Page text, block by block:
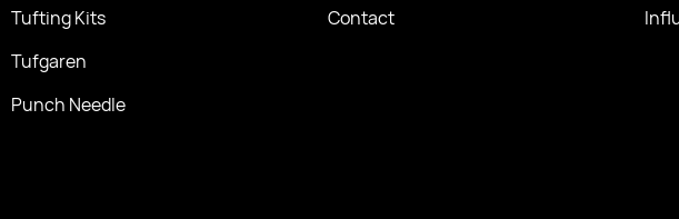
Tufting Kits
Tufgaren
Punch Needle
Contact